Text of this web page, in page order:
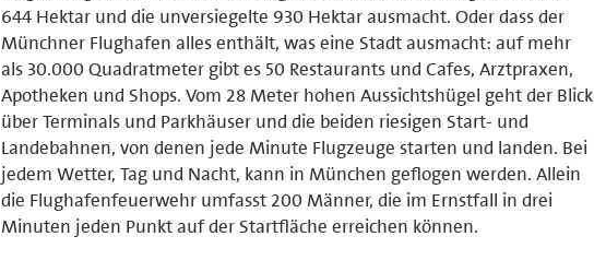
644 Hektar und die unversiegelte 930 Hektar ausmacht. Oder dass der
Münchner Flughafen alles enthält, was eine Stadt ausmacht: auf mehr
als 30.000 Quadratmeter gibt es 50 Restaurants und Cafes, Arztpraxen,
Apotheken und Shops. Vom 28 Meter hohen Aussichtshügel geht der Blick
über Terminals und Parkhäuser und die beiden riesigen Start- und
Landebahnen, von denen jede Minute Flugzeuge starten und landen. Bei
jedem Wetter, Tag und Nacht, kann in München geflogen werden. Allein
die Flughafenfeuerwehr umfasst 200 Männer, die im Ernstfall in drei
Minuten jeden Punkt auf der Startfläche erreichen können.